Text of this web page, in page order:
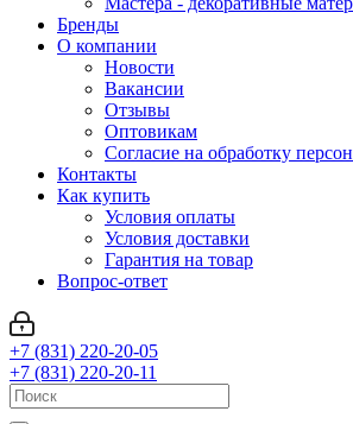
Бренды
О компании
Новости
Вакансии
Отзывы
Оптовикам
Cогласие на обработку
Контакты
Как купить
Условия оплаты
Условия доставки
Гарантия на товар
Вопрос-ответ
+7 (831) 220-20-05
+7 (831) 220-20-11